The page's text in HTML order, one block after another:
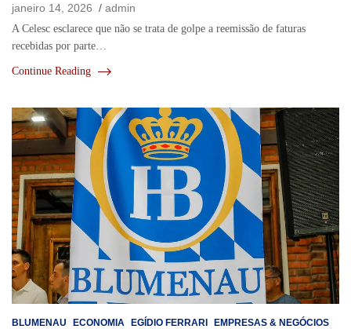
janeiro 14, 2026
admin
A Celesc esclarece que não se trata de golpe a reemissão de faturas
recebidas por parte…
Continue Reading
BLUMENAU ECONOMIA EGÍDIO FERRARI EMPRESAS & NEGÓCIOS